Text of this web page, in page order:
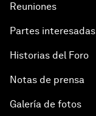
Reuniones
Partes interesadas
Historias del Foro
Notas de prensa
Galería de fotos